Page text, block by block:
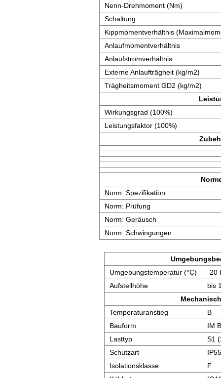
Nenn-Drehmoment (Nm)
Schaltung
Kippmomentverhältnis
Anlaufmomentverhältnis
Anlaufstromverhältnis
Externe Anlaufträgheit (kg/m2)
Trägheitsmoment GD2 (kg/m2)
Wirkungsgrad (100%)
Leistungsfaktor (100%)
Norm: Spezifikation
Norm: Prüfung
Norm: Geräusch
Norm: Schwingungen
Umgebungstemperatur (°C)
-20
Aufstellhöhe
bis
Temperaturanstieg
B
Bauform
IM
Lasttyp
S1
Schutzart
IP55
Isolationsklasse
F